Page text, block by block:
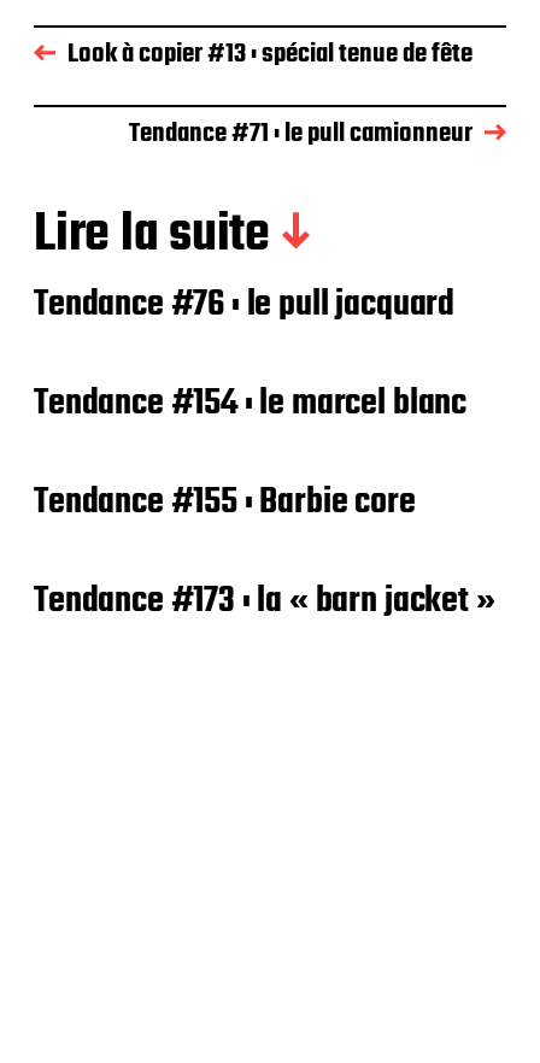
Look à copier #13 : spécial tenue de fête
Tendance #71 : le pull camionneur
Lire la suite
Tendance #76 : le pull jacquard
Tendance #154 : le marcel blanc
Tendance #155 : Barbie core
Tendance #173 : la « barn jacket »